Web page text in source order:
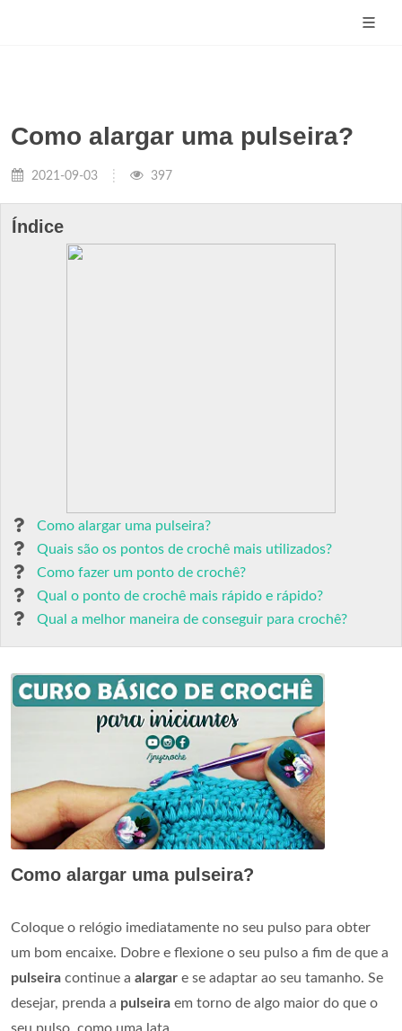
Como alargar uma pulseira?
2021-09-03 397
Índice
Como alargar uma pulseira?
Quais são os pontos de crochê mais utilizados?
Como fazer um ponto de crochê?
Qual o ponto de crochê mais rápido e rápido?
Qual a melhor maneira de conseguir para crochê?
Como alargar uma pulseira?
Coloque o relógio imediatamente no seu pulso para obter
um bom encaixe. Dobre e flexione o seu pulso a fim de que a
pulseira continue a alargar e se adaptar ao seu tamanho. Se
desejar, prenda a pulseira em torno de algo maior do que o